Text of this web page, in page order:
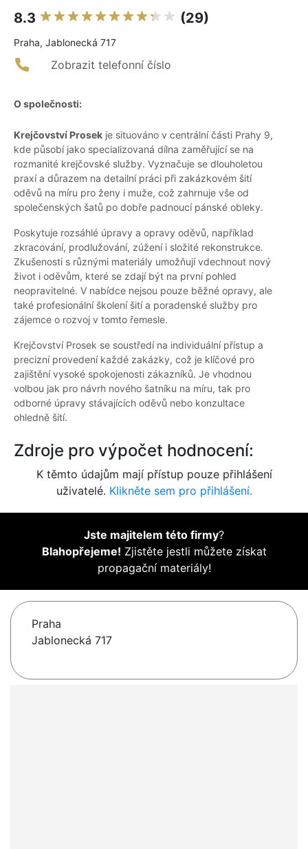
8.3 (29)
Praha, Jablonecká 717
Zobrazit telefonní číslo
O společnosti:
Krejčovství Prosek je situováno v centrální části Prahy 9,
kde působí jako specializovaná dílna zaměřující se na
rozmanité krejčovské služby. Vyznačuje se dlouholetou
praxí a důrazem na detailní práci při zakázkovém šití
oděvů na míru pro ženy i muže, což zahrnuje vše od
společenských šatů po dobře padnoucí pánské obleky.
Poskytuje rozsáhlé úpravy a opravy oděvů, například
zkracování, prodlužování, zúžení i složité rekonstrukce.
Zkušenosti s různými materiály umožňují vdechnout nový
život i oděvům, které se zdají být na první pohled
neopravitelné. V nabídce nejsou pouze běžné opravy, ale
také profesionální školení šití a poradenské služby pro
zájemce o rozvoj v tomto řemesle.
Krejčovství Prosek se soustředí na individuální přístup a
precizní provedení každé zakázky, což je klíčové pro
zajištění vysoké spokojenosti zákazníků. Je vhodnou
volbou jak pro návrh nového šatníku na míru, tak pro
odborné úpravy stávajících oděvů nebo konzultace
ohledně šití.
Zdroje pro výpočet hodnocení:
K těmto údajům mají přístup pouze přihlášení
uživatelé. Klikněte sem pro přihlášení.
Jste majitelem této firmy?
Blahopřejeme! Zjistěte jestli můžete získat
propagační materiály!
Praha
Jablonecká 717